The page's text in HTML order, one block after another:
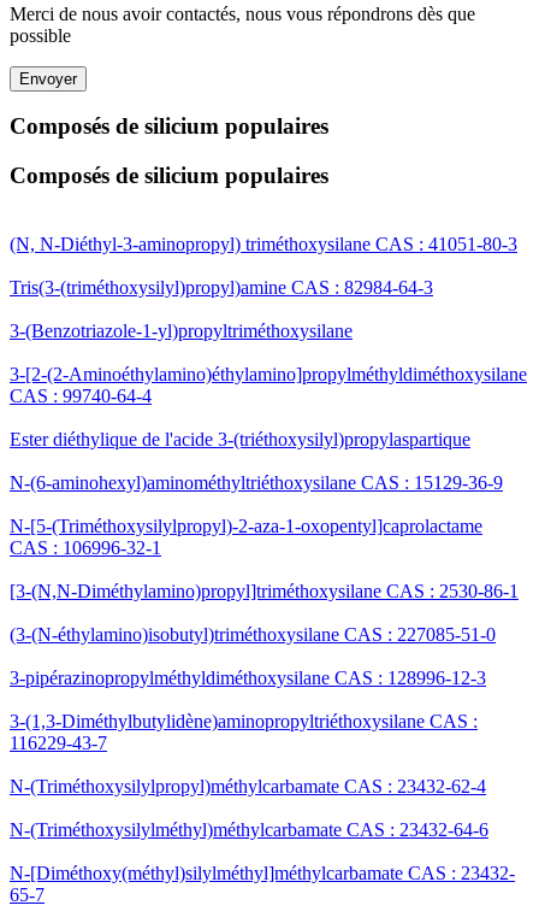
Merci de nous avoir contactés, nous vous répondrons dès que
possible
Envoyer
Composés de silicium populaires
Composés de silicium populaires
(N, N-Diéthyl-3-aminopropyl) triméthoxysilane CAS : 41051-80-3
Tris(3-(triméthoxysilyl)propyl)amine CAS : 82984-64-3
3-(Benzotriazole-1-yl)propyltriméthoxysilane
3-[2-(2-Aminoéthylamino)éthylamino]propylméthyldiméthoxysilane
CAS : 99740-64-4
Ester diéthylique de l'acide 3-(triéthoxysilyl)propylaspartique
N-(6-aminohexyl)aminométhyltriéthoxysilane CAS : 15129-36-9
N-[5-(Triméthoxysilylpropyl)-2-aza-1-oxopentyl]caprolactame
CAS : 106996-32-1
[3-(N,N-Diméthylamino)propyl]triméthoxysilane CAS : 2530-86-1
(3-(N-éthylamino)isobutyl)triméthoxysilane CAS : 227085-51-0
3-pipérazinopropylméthyldiméthoxysilane CAS : 128996-12-3
3-(1,3-Diméthylbutylidène)aminopropyltriéthoxysilane CAS :
116229-43-7
N-(Triméthoxysilylpropyl)méthylcarbamate CAS : 23432-62-4
N-(Triméthoxysilylméthyl)méthylcarbamate CAS : 23432-64-6
N-[Diméthoxy(méthyl)silylméthyl]méthylcarbamate CAS : 23432-
65-7